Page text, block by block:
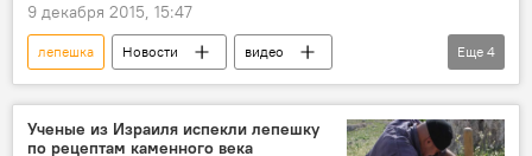
9 декабря 2015, 15:47
лепешка Новости
видео
Общество
Каракол
хлеб
тандыр
Еще 4
Ученые из Израиля испекли лепешку
по рецептам каменного века